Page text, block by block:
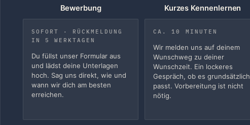
Bewerbung
SOFORT · RÜCKMELDUNG
IN 5 WERKTAGEN
Du füllst unser Formular aus
und lädst deine Unterlagen
hoch. Sag uns direkt, wie und
wann wir dich am besten
erreichen.
Kurzes Kennenlernen
CA. 10 MINUTEN
Wir melden uns auf deinem
Wunschweg zu deiner
Wunschzeit. Ein lockeres
Gespräch, ob es grundsätzlich
passt. Vorbereitung ist nicht
nötig.